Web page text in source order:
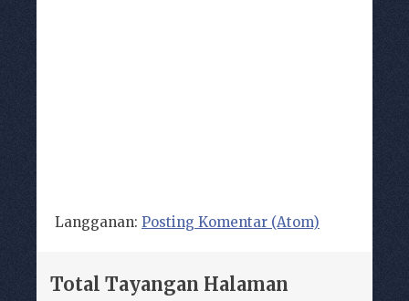
Langganan: Posting Komentar (Atom)
Total Tayangan Halaman